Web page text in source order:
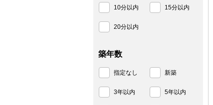
10分以内 15分以内
20分以内
築年数
指定なし 新築
3年以内 5年以内